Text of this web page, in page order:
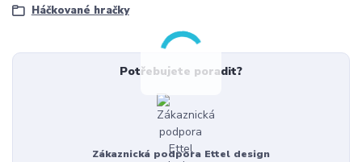
Háčkované hračky
Potřebujete poradit?
Zákaznická podpora Ettel design